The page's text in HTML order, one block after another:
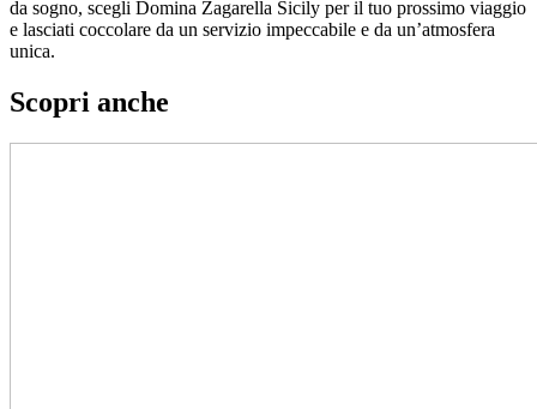
da sogno, scegli Domina Zagarella Sicily per il tuo prossimo viaggio
e lasciati coccolare da un servizio impeccabile e da un’atmosfera
unica.
Scopri anche